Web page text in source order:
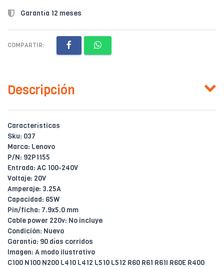
Garantía 12 meses
COMPARTIR:
Descripción
Características
Sku: 037
Marca: Lenovo
P/N: 92P1155
Entrada: AC 100-240V
Voltaje: 20V
Amperaje: 3.25A
Capacidad: 65W
Pin/ficha: 7.9x5.0 mm
Cable power 220v: No incluye
Condición: Nuevo
Garantía: 90 días corridos
Imagen: A modo ilustrativo
C100 N100 N200 L410 L412 L510 L512 R60 R61 R61I R60E R400